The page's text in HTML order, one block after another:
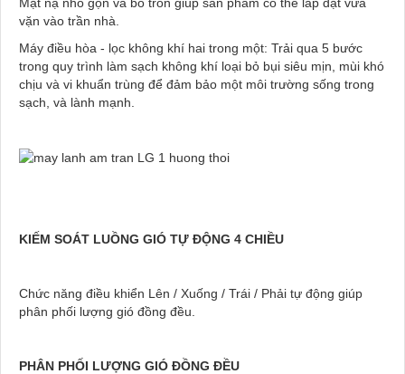
vặn vào trần nhà.
Máy điều hòa - lọc không khí hai trong một: Trải qua 5 bước
trong quy trình làm sạch không khí loại bỏ bụi siêu mịn, mùi khó
chịu và vi khuẩn trùng để đảm bảo một môi trường sống trong
sạch, và lành mạnh.
KIẾM SOÁT LUỒNG GIÓ TỰ ÐỘNG 4 CHIỀU
Chức năng điều khiển Lên / Xuống / Trái / Phải tự động giúp
phân phối lượng gió đồng đều.
PHÂN PHỐI LƯỢNG GIÓ ÐỒNG ÐỀU